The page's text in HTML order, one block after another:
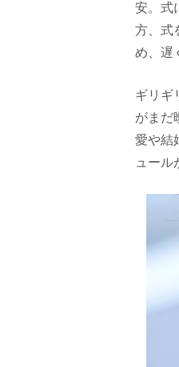
安。式
方、式
め、遅
ギリギ
がまだ
愛や結
ュール